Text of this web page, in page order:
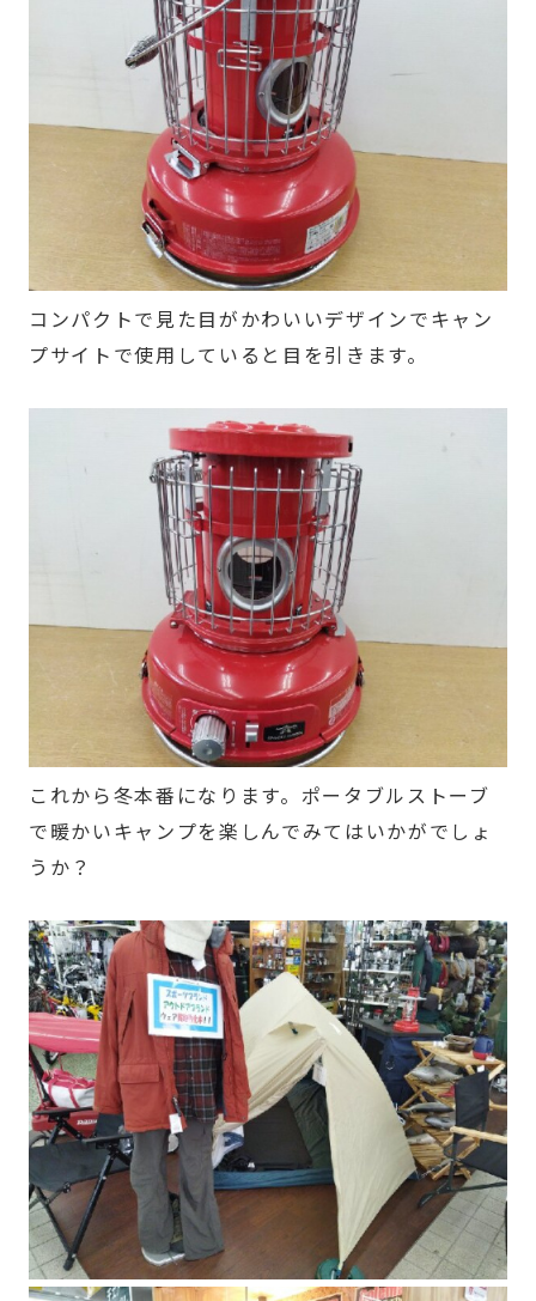
コンパクトで見た目がかわいいデザインでキャン
プサイトで使用していると目を引きます。
これから冬本番になります。ポータブルストーブ
で暖かいキャンプを楽しんでみてはいかがでしょ
うか？